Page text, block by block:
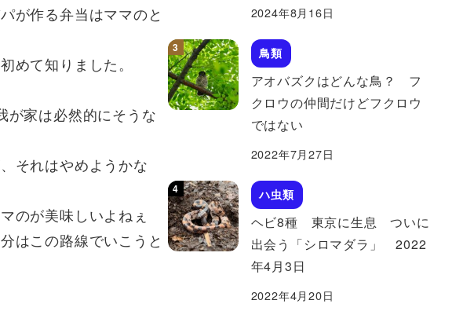
が作る弁当はママのと
めて知りました。
が家は必然的にそうな
それはやめようかな
のが美味しいよねぇ
はこの路線でいこうと
2024年8月16日
鳥類
アオバズクはどんな鳥？ フ
クロウの仲間だけどフクロウ
ではない
2022年7月27日
ハ虫類
ヘビ8種 東京に生息 ついに
出会う「シロマダラ」 2022
年4月3日
2022年4月20日